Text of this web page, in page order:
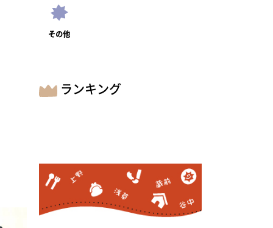
その他
ランキング